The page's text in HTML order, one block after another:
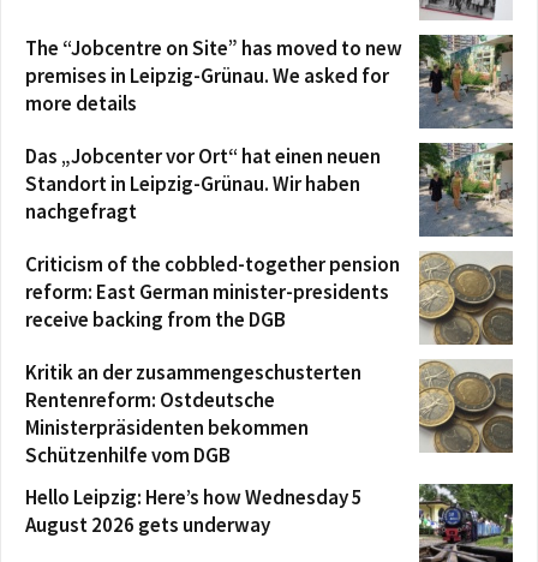
The “Jobcentre on Site” has moved to new
premises in Leipzig-Grünau. We asked for
more details
Das „Jobcenter vor Ort“ hat einen neuen
Standort in Leipzig-Grünau. Wir haben
nachgefragt
Criticism of the cobbled-together pension
reform: East German minister-presidents
receive backing from the DGB
Kritik an der zusammengeschusterten
Rentenreform: Ostdeutsche
Ministerpräsidenten bekommen
Schützenhilfe vom DGB
Hello Leipzig: Here’s how Wednesday 5
August 2026 gets underway